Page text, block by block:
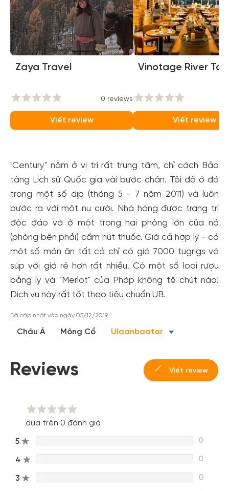
Zaya Travel
0 reviews
Viết review
Vinotage River
Viết review
"Century" nằm ở vị trí rất trung tâm, chỉ cách Bảo
tàng Lịch sử Quốc gia vài bước chân. Tôi đã ở đó
trong một số dịp (tháng 5 - 7 năm 2011) và luôn
bước ra với một nụ cười. Nhà hàng được trang trí
độc đáo và ở một trong hai phòng lớn của nó
(phòng bên phải) cấm hút thuốc. Giá cả hợp lý - có
một số món ăn tất cả chỉ có giá 7000 tugrigs và
súp với giá rẻ hơn rất nhiều. Có một số loại rượu
bằng ly và "Merlot" của Pháp không tệ chút nào!
Dịch vụ này rất tốt theo tiêu chuẩn UB.
Đã cập nhật vào ngày 05/12/2019
Châu Á Mông Cổ Ulaanbaatar
Reviews Viết review
dựa trên 0 đánh giá
5 0
4 0
3 0
Tạo tài khoản nhanh - nhận nhiều ưu
Tạo tài khoản để có thể nhận ngay các ưu đãi
dành cho thành viên đến từ các đối tác của Gody.vn dành
Hoặc đăng nhập bằng